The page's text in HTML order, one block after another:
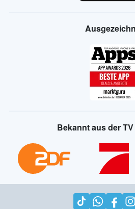
Bekannt aus der